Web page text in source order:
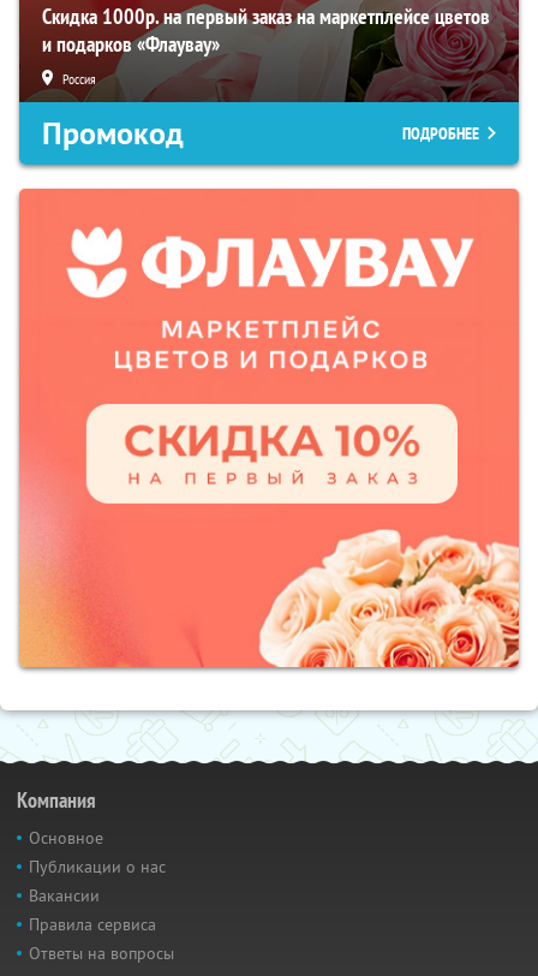
Скидка 1000р. на первый заказ на маркетплейсе цветов
и подарков «Флаувау»
Россия
Промокод ПОДРОБНЕЕ
Компания
Основное
Публикации о нас
Вакансии
Правила сервиса
Ответы на вопросы